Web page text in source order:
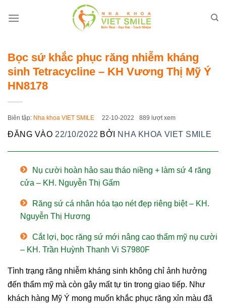
qua
Bọc sứ khắc phục răng nhiễm kháng
sinh Tetracycline – KH Vương Thị Mỹ Ý
HN8178
Biên tập: Nha khoa VIET SMILE 22-10-2022 889 lượt xem
ĐĂNG VÀO 22/10/2022 BỞI NHA KHOA VIET SMILE
Nụ cười hoàn hảo sau tháo niềng + làm sứ 4 răng
cửa – KH. Nguyễn Thị Gấm
Răng sứ cá nhân hóa tạo nét đẹp riêng biệt – KH.
Nguyễn Thị Hương
Cắt lợi, bọc răng sứ mới nâng cao thẩm mỹ nụ cười
– KH. Trần Huỳnh Thanh Vi S7980F
Tình trạng răng nhiễm kháng sinh không chỉ ảnh hưởng
đến thẩm mỹ mà còn gây mất tự tin trong giao tiếp. Như
khách hàng Mỹ Ý mong muốn khắc phục răng xỉn màu đã